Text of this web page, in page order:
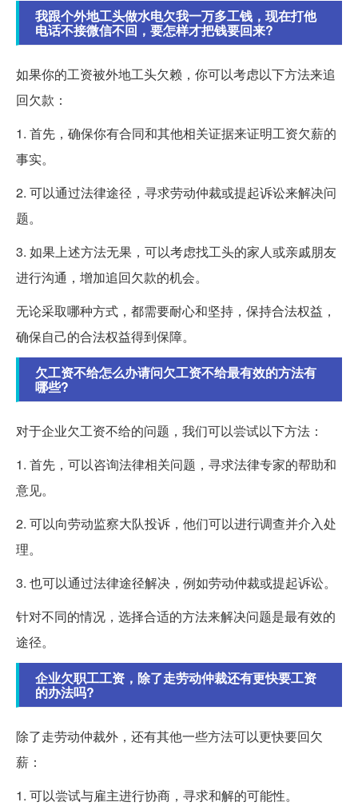
我跟个外地工头做水电欠我一万多工钱，现在打他
电话不接微信不回，要怎样才把钱要回来?
如果你的工资被外地工头欠赖，你可以考虑以下方法来追
回欠款：
1. 首先，确保你有合同和其他相关证据来证明工资欠薪的
事实。
2. 可以通过法律途径，寻求劳动仲裁或提起诉讼来解决问
题。
3. 如果上述方法无果，可以考虑找工头的家人或亲戚朋友
进行沟通，增加追回欠款的机会。
无论采取哪种方式，都需要耐心和坚持，保持合法权益，
确保自己的合法权益得到保障。
欠工资不给怎么办请问欠工资不给最有效的方法有
哪些?
对于企业欠工资不给的问题，我们可以尝试以下方法：
1. 首先，可以咨询法律相关问题，寻求法律专家的帮助和
意见。
2. 可以向劳动监察大队投诉，他们可以进行调查并介入处
理。
3. 也可以通过法律途径解决，例如劳动仲裁或提起诉讼。
针对不同的情况，选择合适的方法来解决问题是最有效的
途径。
企业欠职工工资，除了走劳动仲裁还有更快要工资
的办法吗?
除了走劳动仲裁外，还有其他一些方法可以更快要回欠
薪：
1. 可以尝试与雇主进行协商，寻求和解的可能性。